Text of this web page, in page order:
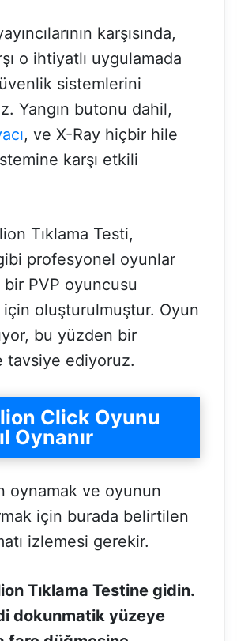
karşısında,
o ihtiyatlı uygulamada
sistemlerini
Yangın butonu dahil,
, ve X-Ray hiçbir hile
karşı etkili
Tıklama Testi,
profesyonel oyunlar
PVP oyuncusu
için oluşturulmuştur. Oyun
bu yüzden bir
tavsiye ediyoruz.
Click Oyunu
Oynanır
oynamak ve oyunun
için burada belirtilen
izlemesi gerekir.
Tıklama Testine gidin.
dokunmatik yüzeye